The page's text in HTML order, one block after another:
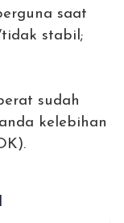
saat
stabil;
sudah
kelebihan